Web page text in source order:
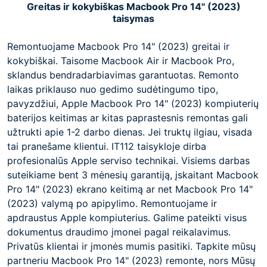
Greitas ir kokybiškas Macbook Pro 14" (2023)
taisymas
Remontuojame Macbook Pro 14" (2023) greitai ir
kokybiškai. Taisome Macbook Air ir Macbook Pro,
sklandus bendradarbiavimas garantuotas. Remonto
laikas priklauso nuo gedimo sudėtingumo tipo,
pavyzdžiui, Apple Macbook Pro 14" (2023) kompiuterių
baterijos keitimas ar kitas paprastesnis remontas gali
užtrukti apie 1-2 darbo dienas. Jei truktų ilgiau, visada
tai pranešame klientui. IT112 taisykloje dirba
profesionalūs Apple serviso technikai. Visiems darbas
suteikiame bent 3 mėnesių garantiją, įskaitant Macbook
Pro 14" (2023) ekrano keitimą ar net Macbook Pro 14"
(2023) valymą po apipylimo. Remontuojame ir
apdraustus Apple kompiuterius. Galime pateikti visus
dokumentus draudimo įmonei pagal reikalavimus.
Privatūs klientai ir įmonės mumis pasitiki. Tapkite mūsų
partneriu Macbook Pro 14" (2023) remonte, nors Mūsų